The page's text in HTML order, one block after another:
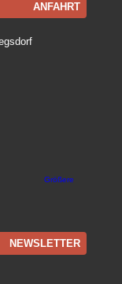
ANFAHRT
Größere
NEWSLETTER